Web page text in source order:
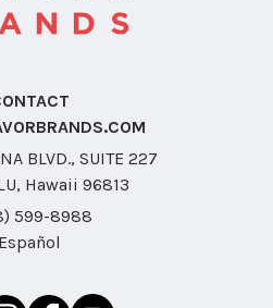
BLVD., SUITE 227
Hawaii 96813
599-8988
Español